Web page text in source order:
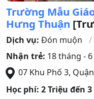
Trường Mẫu
Hưng Thuận
Dịch vụ: Đón muộn
Nhận trẻ: 18 tháng -
07 Khu Phố 3,
Học phí: 2 Triệu đến